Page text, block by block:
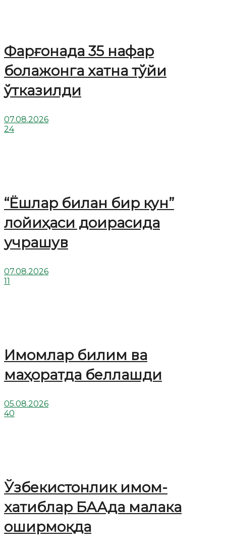
Фарғонада 35 нафар
болажонга хатна тўйи
ўтказилди
07.08.2026
24
“Ёшлар билан бир кун”
лойиҳаси доирасида
учрашув
07.08.2026
11
Имомлар билим ва
маҳоратда беллашди
05.08.2026
40
Ўзбекистонлик имом-
хатиблар БААда малака
оширмоқда